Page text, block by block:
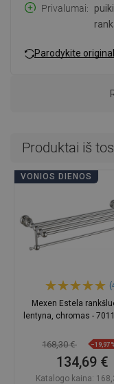
Privalumai
Parodykite
Produktai iš
VONIOS DIENOS
Mexen Estela
lentyna, chromas -
168,30 €
134,69 €
Katalogo kaina: